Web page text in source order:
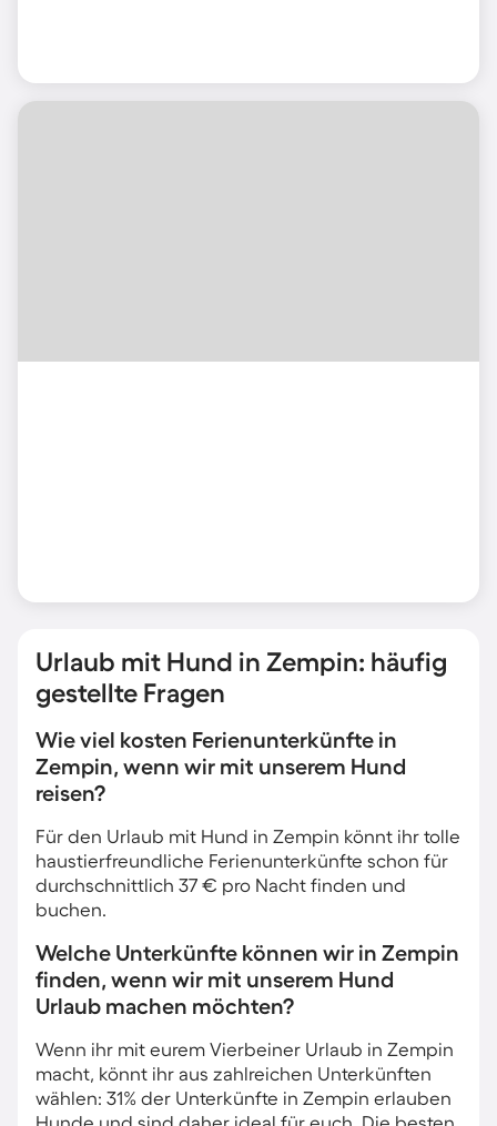
Urlaub mit Hund in Zempin: häufig
gestellte Fragen
Wie viel kosten Ferienunterkünfte in
Zempin, wenn wir mit unserem Hund
reisen?
Für den Urlaub mit Hund in Zempin könnt ihr tolle
haustierfreundliche Ferienunterkünfte schon für
durchschnittlich 37 € pro Nacht finden und
buchen.
Welche Unterkünfte können wir in Zempin
finden, wenn wir mit unserem Hund
Urlaub machen möchten?
Wenn ihr mit eurem Vierbeiner Urlaub in Zempin
macht, könnt ihr aus zahlreichen Unterkünften
wählen: 31% der Unterkünfte in Zempin erlauben